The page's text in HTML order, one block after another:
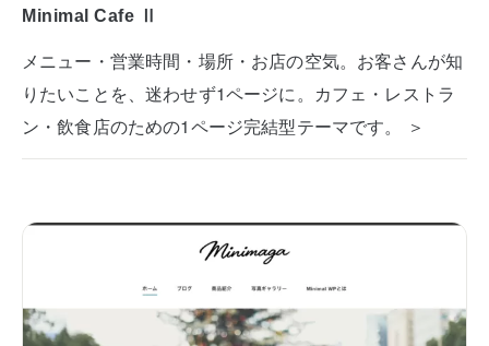
Minimal Cafe Ⅱ
メニュー・営業時間・場所・お店の空気。お客さんが知
りたいことを、迷わせず1ページに。カフェ・レストラ
ン・飲食店のための1ページ完結型テーマです。 ＞